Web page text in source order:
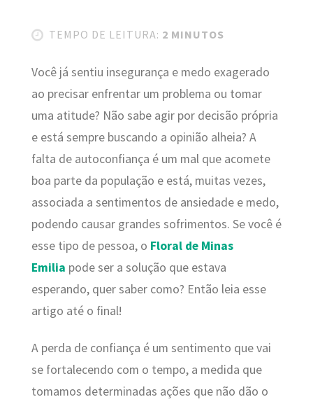
TEMPO DE LEITURA: 2 MINUTOS
Você já sentiu insegurança e medo exagerado
ao precisar enfrentar um problema ou tomar
uma atitude? Não sabe agir por decisão própria
e está sempre buscando a opinião alheia? A
falta de autoconfiança é um mal que acomete
boa parte da população e está, muitas vezes,
associada a sentimentos de ansiedade e medo,
podendo causar grandes sofrimentos. Se você é
esse tipo de pessoa, o Floral de Minas
Emilia pode ser a solução que estava
esperando, quer saber como? Então leia esse
artigo até o final!
A perda de confiança é um sentimento que vai
se fortalecendo com o tempo, a medida que
tomamos determinadas ações que não dão o